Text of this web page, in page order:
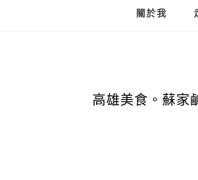
關於我
高雄美食。蘇家